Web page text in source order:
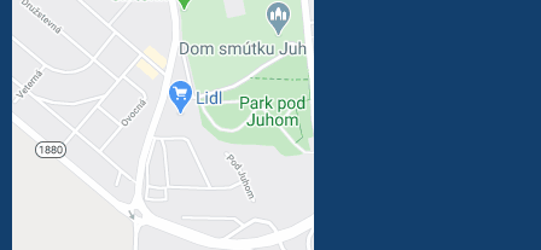
Externý obsah je
blokovaný Voľbami
súkromia
Prajete si načítať externý
obsah?
Povoliť tentokrát